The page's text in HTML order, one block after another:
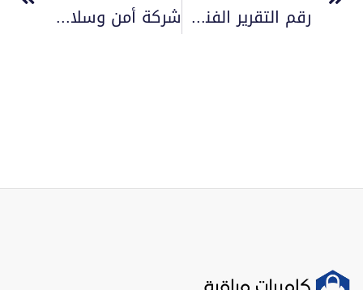
رقم التقرير الفني سلامة شركة أمن وسلامة 2023